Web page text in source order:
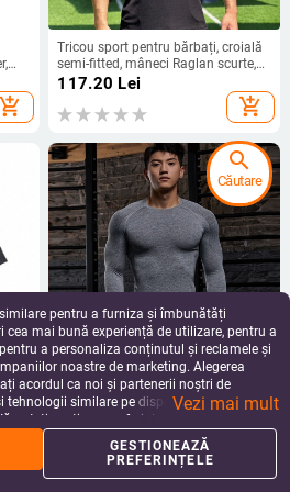
add_shopping_cart
Tricou sport pentru bărbați, croială
semi-fitted, mâneci Raglan scurte,
material poliester respirabil, guler
antrenament
117.20 Lei
add_shopping_cart
Tricou de antrenament pentru
bărbați, fără cusături, mânecă
lungă, dungi, uscare rapidă,
absorbție umezeală
151.20Lei
add_shopping_cart
pentru a furniza și îmbunătăți
cea mai bună experiență de utilizare, pentru a
a personaliza conținutul și reclamele și
noastre de marketing. Alegerea
acordul ca noi și partenerii noștri de
tehnologii similare pe dispozitivul dvs. în
puteți gestiona preferințele în orice moment
Pentru mai multe informații, vă
de confidențialitate.
Vezi mai mult
GESTIONEAZĂ
PREFERINȚELE
search
Căutare